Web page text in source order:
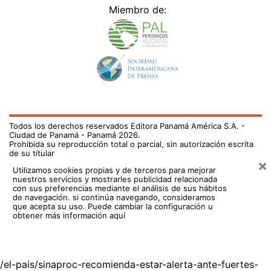
Miembro de:
Todos los derechos reservados Editora Panamá América S.A. -
Ciudad de Panamá - Panamá 2026.
Prohibida su reproducción total o parcial, sin autorización escrita
de su titular
Utilizamos cookies propias y de terceros para mejorar
nuestros servicios y mostrarles publicidad relacionada
con sus preferencias mediante el análisis de sus hábitos
de navegación. si continúa navegando, consideramos
que acepta su uso. Puede cambiar la configuración u
obtener más información aquí
×
/el-pais/sinaproc-recomienda-estar-alerta-ante-fuertes-